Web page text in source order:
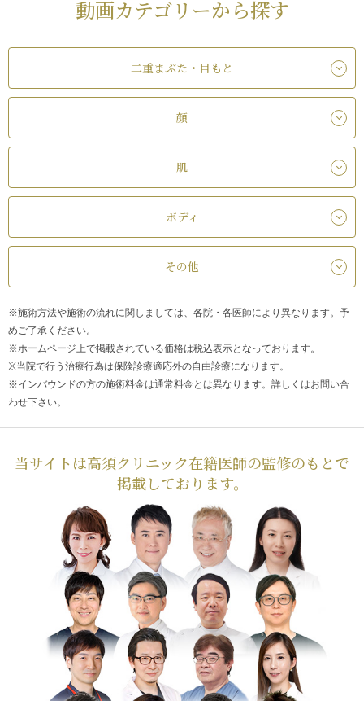
動画カテゴリーから探す
二重まぶた・目もと
顔
肌
ボディ
その他
※施術方法や施術の流れに関しましては、各院・各医師により異なります。予
めご了承ください。
※ホームページ上で掲載されている価格は税込表示となっております。
※当院で行う治療行為は保険診療適応外の自由診療になります。
※インバウンドの方の施術料金は通常料金とは異なります。詳しくはお問い合
わせ下さい。
当サイトは高須クリニック在籍医師の監修のもとで
掲載しております。